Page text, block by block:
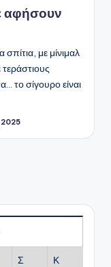
αφήσουν
με μίνιμαλ
το σίγουρο είναι
2025
Σ Κ